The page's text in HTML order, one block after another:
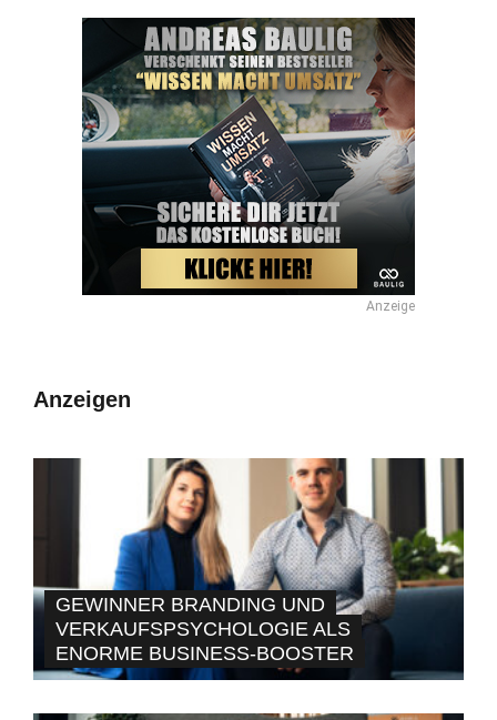
Anzeige
Anzeigen
GEWINNER BRANDING UND
VERKAUFSPSYCHOLOGIE ALS
ENORME BUSINESS-BOOSTER